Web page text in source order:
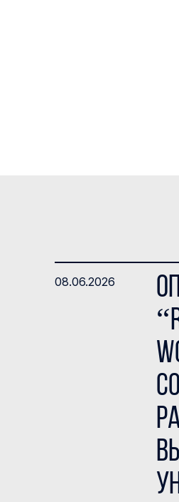
08.06.2026